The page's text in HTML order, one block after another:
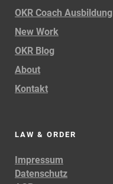
OKR Coach Ausbildung
New Work
OKR Blog
About
Kontakt
LAW & ORDER
Impressum
Datenschutz